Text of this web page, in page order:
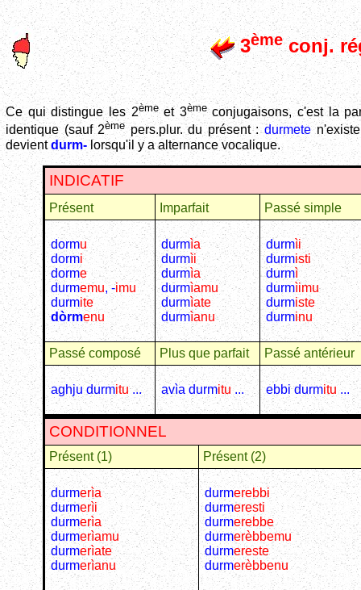
3èmeconj.
Ce qui distingue les 2èmeet 3èmeconjugaisons, c'est la
identique (sauf 2èmepers.plur. du présent :durmeten'existe
devientdurm-lorsqu'il y a alternance vocalique.
INDICATIF
Présent Imparfait Passé simple
dormu
dormi
dorme
durmemu, -imu
durmite
dòrmenu
durmìa
durmìi
durmìa
durmìamu
durmìate
durmìanu
durmìi
durmisti
durmì
durmìimu
durmiste
durminu
Passé composé Plus que parfait Passé antérieur
aghju durmitu... avìa durmitu ... ebbi durmitu ...
CONDITIONNEL
Présent (1) Présent (2)
durmerìa
durmerìi
durmerìa
durmerìamu
durmerìate
durmerìanu
durmerebbi
durmeresti
durmerebbe
durmerèbbemu
durmereste
durmerèbbenu